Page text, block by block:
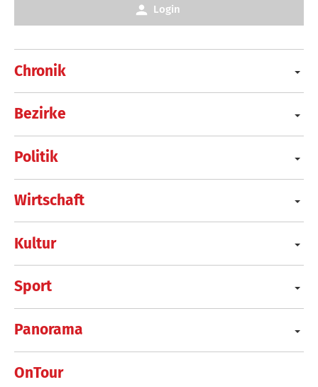
Chronik
Bezirke
Politik
Wirtschaft
Kultur
Sport
Panorama
OnTour
Login